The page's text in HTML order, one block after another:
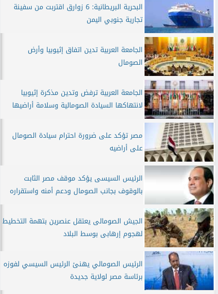
البحرية البريطانية: 6 زوارق اقتربت من سفينة
تجارية جنوبي اليمن
الجامعة العربية تدين اتفاق إثيوبيا وأرض
الصومال
الجامعة العربية ترفض وتدين مذكرة إثيوبيا
لانتهاكها السيادة الصومالية وسلامة أراضيها
‏‎مصر تؤكد على ضرورة احترام سيادة الصومال
على أراضيه
الرئيس السيسى يؤكد موقف مصر الثابت
بالوقوف بجانب الصومال ودعم أمنه واستقراره
الجيش الصومالى يعتقل عنصرين بتهمة التخطيط
لهجوم إرهابى بوسط البلاد
الرئيس الصومالي يهنئ الرئيس السيسي لفوزه
برئاسة مصر لولاية جديدة